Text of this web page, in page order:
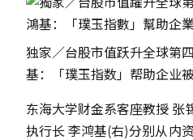
独家／台股市值跃升全球第
基：「璞玉指数」帮助企业
东海大学财金系客座教授 张
执行长 李鸿基(右)分别从内